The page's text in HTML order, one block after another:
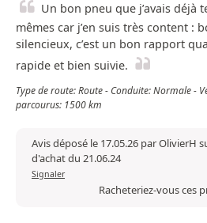
Un bon pneu que j’avais déjà
mêmes car j’en suis très content :
silencieux, c’est un bon rapport
rapide et bien suivie.
Type de route: Route - Conduite: Normale -
parcourus: 1500 km
Avis déposé le 17.05.26 par OlivierH
d'achat du 21.06.24
Signaler
Racheteriez-vous ces